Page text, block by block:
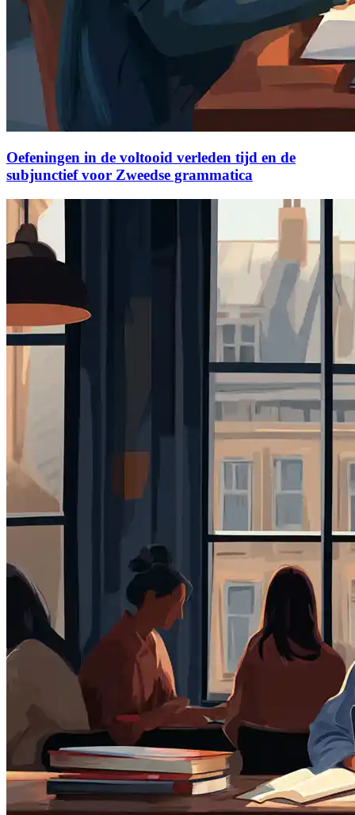
Oefeningen in de voltooid verleden tijd en de
subjunctief voor Zweedse grammatica